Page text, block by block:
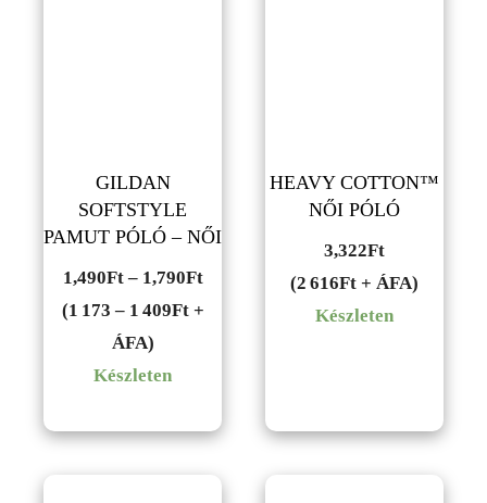
GILDAN
SOFTSTYLE
PAMUT PÓLÓ – NŐI
1,490Ft – 1,790FtÁrtartomány:
1,490Ft
(1 173 – 1 409Ft +
ÁFA)
Készleten
HEAVY COTTON™
NŐI PÓLÓ
3,322Ft
(2 616Ft + ÁFA)
Készleten